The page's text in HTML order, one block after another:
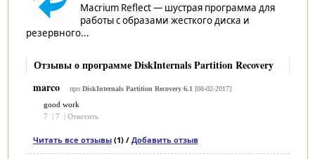
Macrium Reflect — шустрая программа для
работы с образами жесткого диска и
резервного...
Отзывы о программе DiskInternals Partition Recovery
marco
про DiskInternals Partition Recovery 6.1 [08-02-2017]
good work
7
7 Ответить
Читать все отзывы(1) / Добавить отзыв